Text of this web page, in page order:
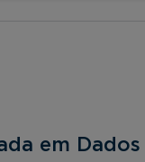
em Dados